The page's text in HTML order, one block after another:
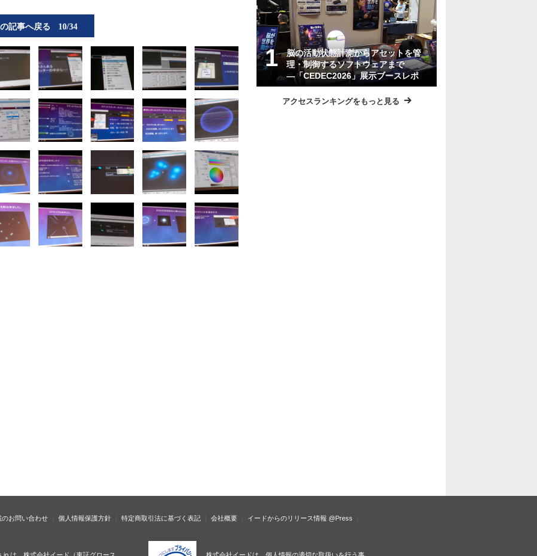
の記事へ戻る 10/34
脳の活動状態計測からアセットを管
理・制御するソフトウェアまで
―「CEDEC2026」展示ブースレポ
アクセスランキングをもっと見る
のお問い合わせ 個人情報保護方針 特定商取引法に基づく表記 会社概要 イードからのリリース情報 @Press